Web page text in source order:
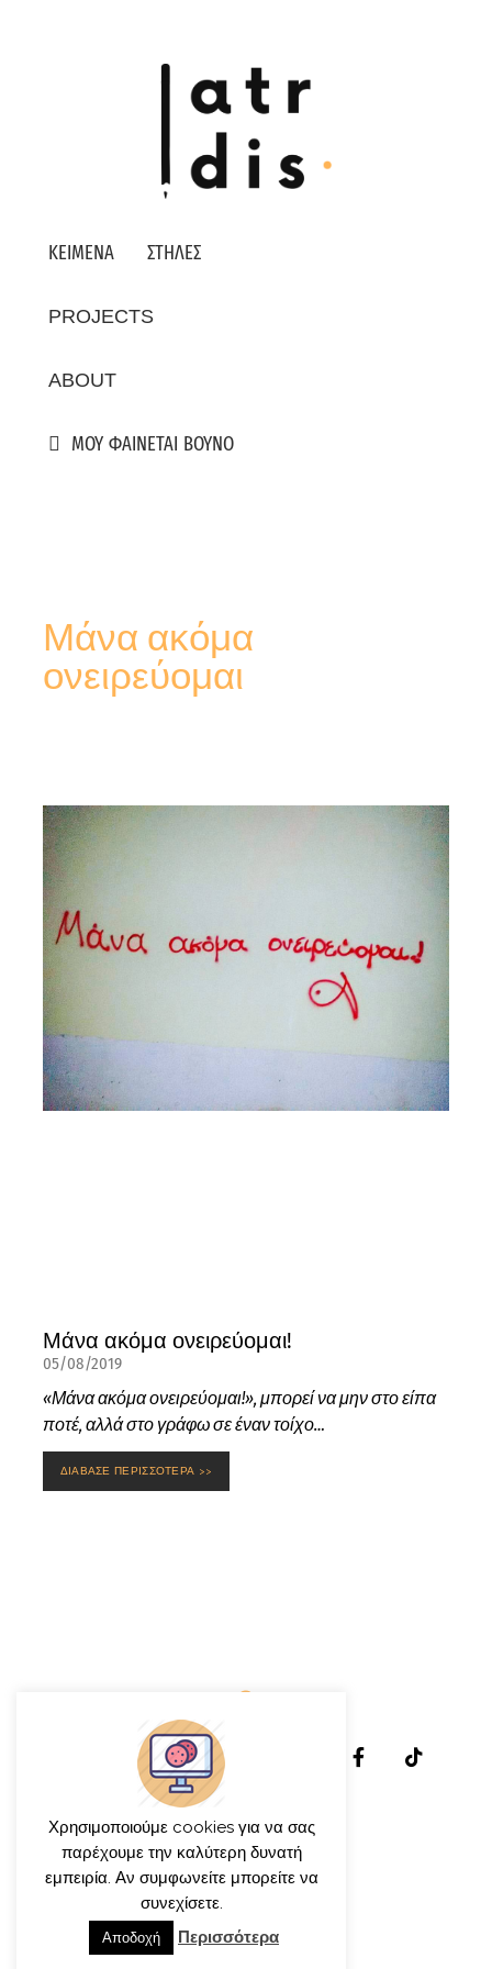
ΚΕΙΜΕΝΑ ΣΤΗΛΕΣ
PROJECTS
ABOUT
ΜΟΥ ΦΑΙΝΕΤΑΙ ΒΟΥΝΟ
Μάνα ακόμα
ονειρεύομαι
Μάνα ακόμα ονειρεύομαι!
05/08/2019
«Μάνα ακόμα ονειρεύομαι!», μπορεί να μην στο είπα
ποτέ, αλλά στο γράφω σε έναν τοίχο…
ΔΙΑΒΑΣΕ ΠΕΡΙΣΣΟΤΕΡΑ >>
© γιώργος ιατρίδης 2013-2026
Χρησιμοποιούμε cookies για να σας
παρέχουμε την καλύτερη δυνατή
εμπειρία. Αν συμφωνείτε μπορείτε να
συνεχίσετε.
Αποδοχή Περισσότερα